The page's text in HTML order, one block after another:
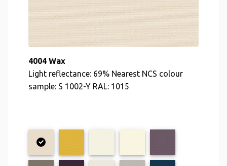
4004 Wax
Light reflectance: 69% Nearest NCS colour
sample: S 1002-Y RAL: 1015